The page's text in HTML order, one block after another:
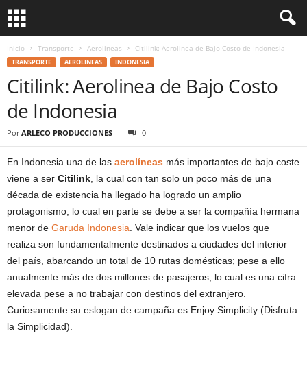
Inicio Transporte Aerolineas Citilink: Aerolinea de Bajo Costo de Indonesia
TRANSPORTE AEROLINEAS INDONESIA
Citilink: Aerolinea de Bajo Costo
de Indonesia
Por ARLECO PRODUCCIONES 0
En Indonesia una de las aerolíneas más importantes de bajo coste
viene a ser Citilink , la cual con tan solo un poco más de una
década de existencia ha llegado ha logrado un amplio
protagonismo, lo cual en parte se debe a ser la compañía hermana
menor de Garuda Indonesia . Vale indicar que los vuelos que
realiza son fundamentalmente destinados a ciudades del interior
del país, abarcando un total de 10 rutas domésticas; pese a ello
anualmente más de dos millones de pasajeros, lo cual es una cifra
elevada pese a no trabajar con destinos del extranjero.
Curiosamente su eslogan de campaña es Enjoy Simplicity (Disfruta
la Simplicidad).